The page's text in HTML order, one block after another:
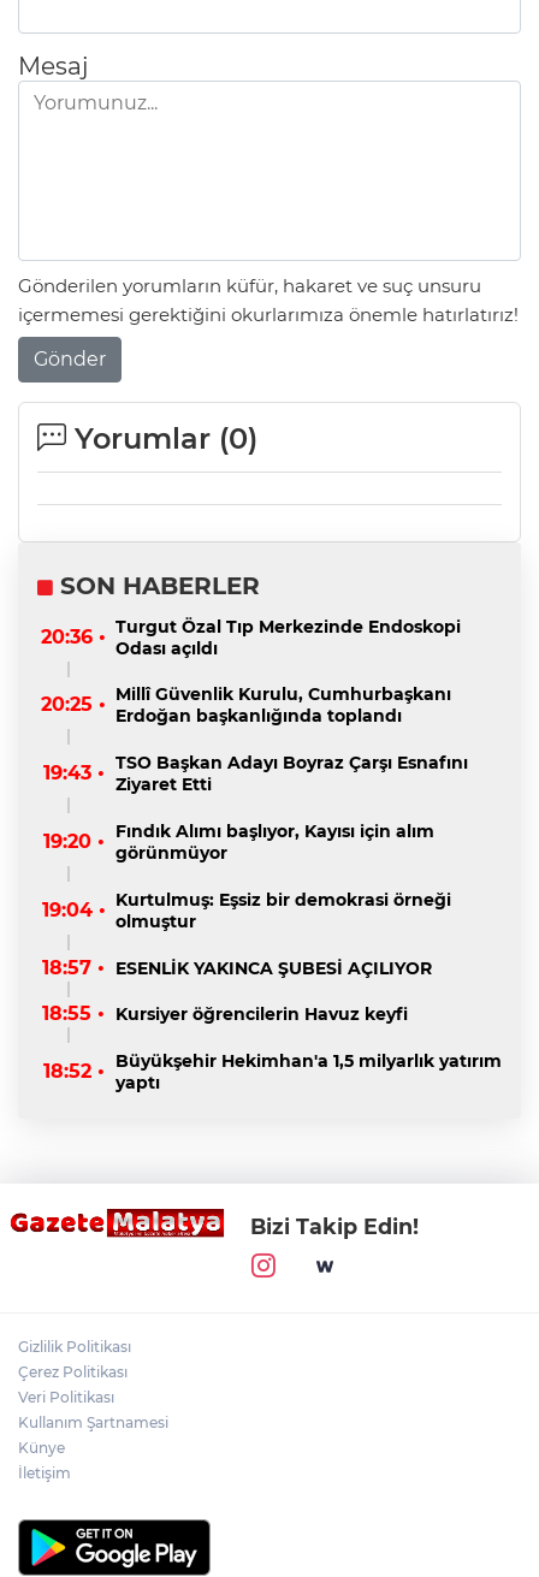
Mesaj
Gönderilen yorumların küfür, hakaret ve suç unsuru
içermemesi gerektiğini okurlarımıza önemle hatırlatırız!
Gönder
Yorumlar (0)
SON HABERLER
20:36 • Turgut Özal Tıp Merkezinde Endoskopi
Odası açıldı
20:25 • Millî Güvenlik Kurulu, Cumhurbaşkanı
Erdoğan başkanlığında toplandı
19:43 • TSO Başkan Adayı Boyraz Çarşı Esnafını
Ziyaret Etti
19:20 •
Fındık Alımı başlıyor, Kayısı için alım
görünmüyor
19:04 • Kurtulmuş: Eşsiz bir demokrasi örneği
olmuştur
18:57 • ESENLİK YAKINCA ŞUBESİ AÇILIYOR
18:55 • Kursiyer öğrencilerin Havuz keyfi
18:52 •
Büyükşehir Hekimhan'a 1,5 milyarlık yatırım
yaptı
Bizi Takip Edin!
Gizlilik Politikası
Çerez Politikası
Veri Politikası
Kullanım Şartnamesi
Künye
İletişim